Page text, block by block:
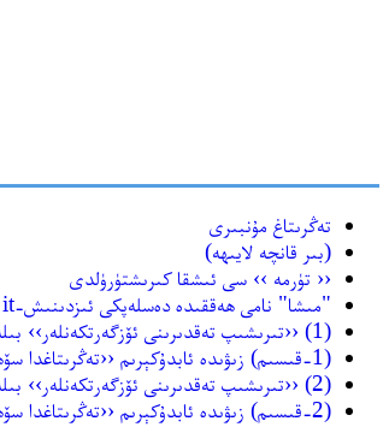
تەڭرىتاغ مۇنبىرى
(بىر قانچە لايىھە)
‹‹ تۈرمە ›› سى ئىشقا كىرىشتۈرۈلدى
"مىشا" نامى ھەققىدە دەسلەپكى ئىزدىنىش-it كۆزنىكى
(1) ‹‹تىرىشىپ تەقدىرىنى ئۆزگەرتكەنلەر›› بىلەن سۆھبەت
(1-قىسىم) زىۋىدە ئابدۇكېرىم ‹‹تەڭرىتاغدا سۆھبەت›› پىروگراممىسىدا
(2) ‹‹تىرىشىپ تەقدىرىنى ئۆزگەرتكەنلەر›› بىلەن سۆھبەت
(2-قىسىم) زىۋىدە ئابدۇكېرىم ‹‹تەڭرىتاغدا سۆھبەت›› پىروگراممىسىدا